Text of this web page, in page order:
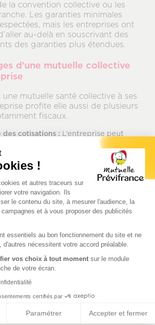
!
de Gestion du
et autres traceurs sur
votre navigation. Ils
le contenu du site, à mesurer l'audience, la
et à vous proposer des publicités
essentiels au bon fonctionnement du site et ne
d'autres nécessitent votre accord préalable.
vos choix à tout moment sur le module
de votre écran.
certifiés par
Paramétrer Accepter et fermer
la convention collective ou les
Les garanties minimales
mais les entreprises ont
au-delà en souscrivant des
des garanties plus étendues.
d’une mutuelle collective
mutuelle santé collective à ses
profite elle aussi de plusieurs
fiscaux.
cotisations : L’entreprise peut
fiscale en déduisant les
son résultat fiscal.
charges sociales :
Les contributions
pour la mutuelle collective sont
charges sociales, dans la limite d’un
la loi. Cela permet à l’entreprise de
de la mutuelle collective pour elle-
ses salariés.
forfait social :
social (contribution patronale) sur
qu’ils versent pour financer les
protection sociale complémentaire,
collective.
d'entreprise